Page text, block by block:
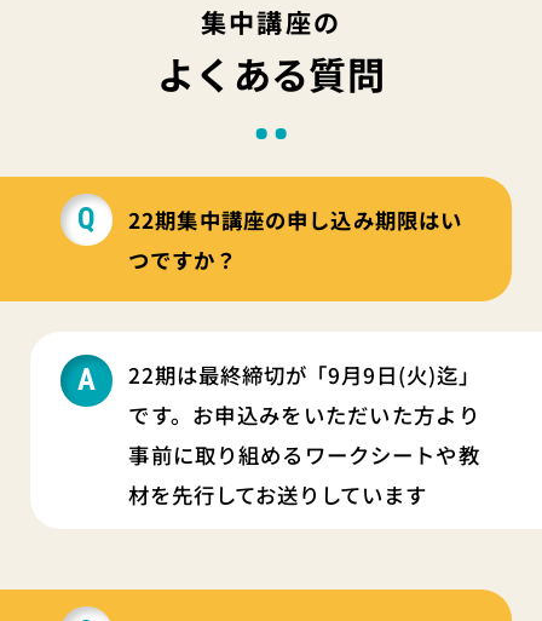
集中講座の
よくある質問
22期集中講座の申し込み期限はい
つですか？
22期は最終締切が「9月9日(火)迄」
です。お申込みをいただいた方より
事前に取り組めるワークシートや教
材を先行してお送りしています